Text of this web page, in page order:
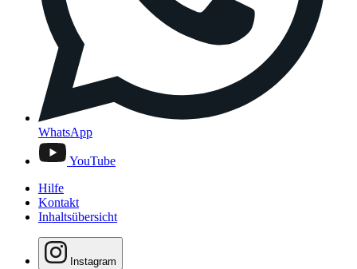
WhatsApp
YouTube
Hilfe
Kontakt
Inhaltsübersicht
Instagram